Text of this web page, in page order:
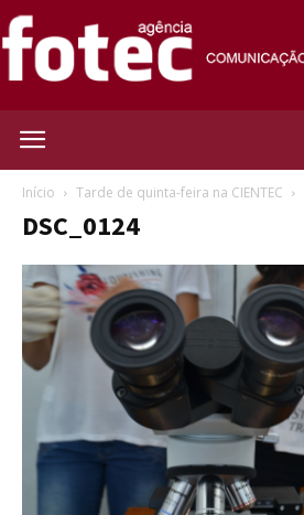
Início Tarde de quinta-feira na CIENTEC
DSC_0124